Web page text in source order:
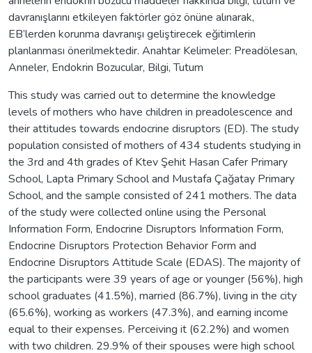
davranışlarını etkileyen faktörler göz önüne alınarak,
EB’lerden korunma davranışı geliştirecek eğitimlerin
planlanması önerilmektedir. Anahtar Kelimeler: Preadölesan,
Anneler, Endokrin Bozucular, Bilgi, Tutum
This study was carried out to determine the knowledge
levels of mothers who have children in preadolescence and
their attitudes towards endocrine disruptors (ED). The study
population consisted of mothers of 434 students studying in
the 3rd and 4th grades of Ktev Şehit Hasan Cafer Primary
School, Lapta Primary School and Mustafa Çağatay Primary
School, and the sample consisted of 241 mothers. The data
of the study were collected online using the Personal
Information Form, Endocrine Disruptors Information Form,
Endocrine Disruptors Protection Behavior Form and
Endocrine Disruptors Attitude Scale (EDAS). The majority of
the participants were 39 years of age or younger (56%), high
school graduates (41.5%), married (86.7%), living in the city
(65.6%), working as workers (47.3%), and earning income
equal to their expenses. Perceiving it (62.2%) and women
with two children. 29.9% of their spouses were high school